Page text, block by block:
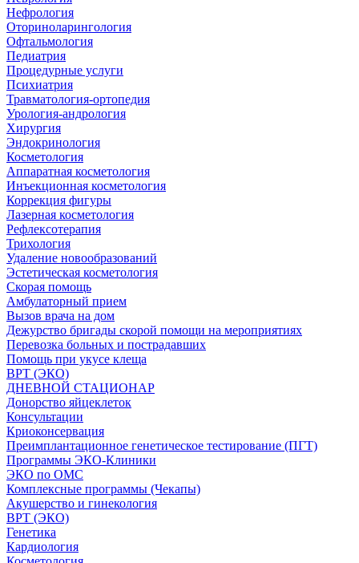
Нефрология
Оториноларингология
Офтальмология
Педиатрия
Процедурные услуги
Психиатрия
Травматология-ортопедия
Урология-андрология
Хирургия
Эндокринология
Косметология
Аппаратная косметология
Инъекционная косметология
Коррекция фигуры
Лазерная косметология
Рефлексотерапия
Трихология
Удаление новообразований
Эстетическая косметология
Скорая помощь
Амбулаторный прием
Вызов врача на дом
Дежурство бригады скорой помощи на мероприятиях
Перевозка больных и пострадавших
Помощь при укусе клеща
ВРТ (ЭКО)
ДНЕВНОЙ СТАЦИОНАР
Донорство яйцеклеток
Консультации
Криоконсервация
Преимплантационное генетическое тестирование (ПГТ)
Программы ЭКО-Клиники
ЭКО по ОМС
Комплексные программы (Чекапы)
Акушерство и гинекология
ВРТ (ЭКО)
Генетика
Кардиология